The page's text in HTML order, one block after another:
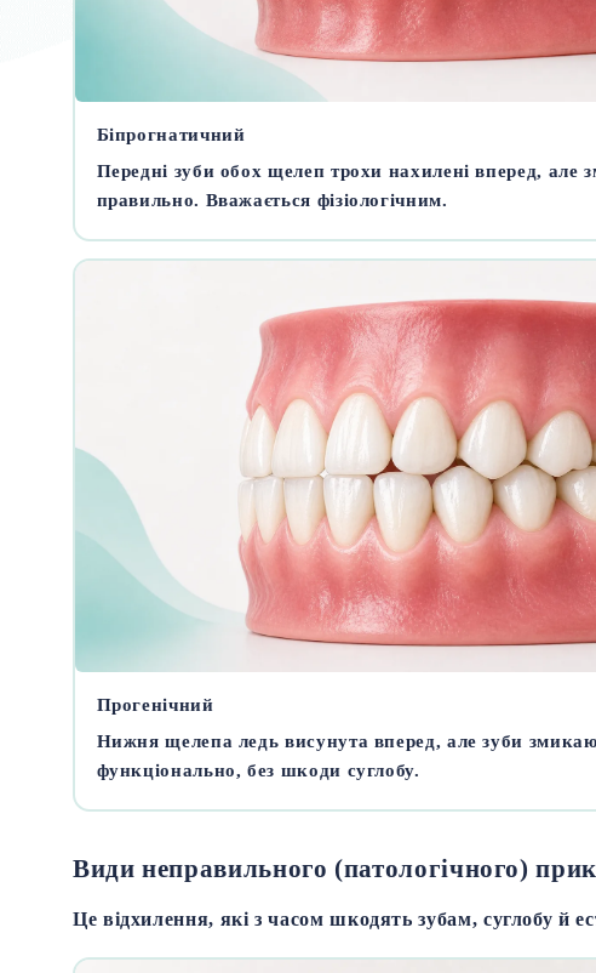
Біпрогнатичний
Передні зуби обох щелеп трохи нахилені вперед, але
правильно. Вважається фізіологічним.
Прогенічний
Нижня щелепа ледь висунута вперед, але зуби
функціонально, без шкоди суглобу.
Види неправильного (патологічного)
Це відхилення, які з часом шкодять зубам, суглобу й